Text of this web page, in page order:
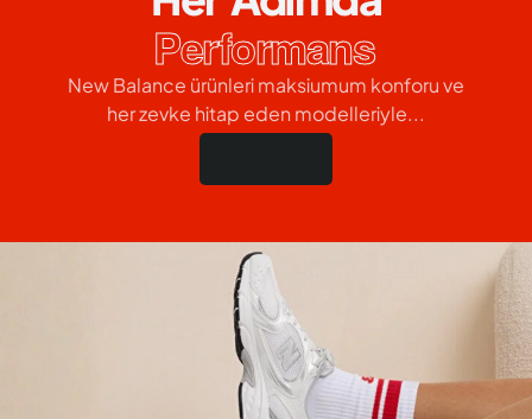
Performans
New Balance ürünleri maksiumum konforu ve
her zevke hitap eden modelleriyle...